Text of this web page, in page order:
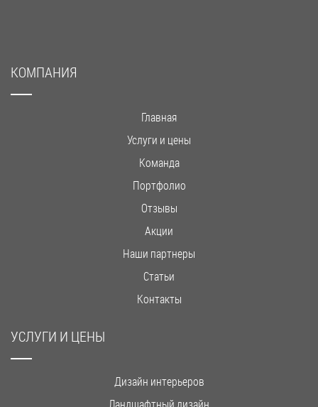
КОМПАНИЯ
Главная
Услуги и цены
Команда
Портфолио
Отзывы
Акции
Наши партнеры
Статьи
Контакты
УСЛУГИ И ЦЕНЫ
Дизайн интерьеров
Ландшафтный дизайн